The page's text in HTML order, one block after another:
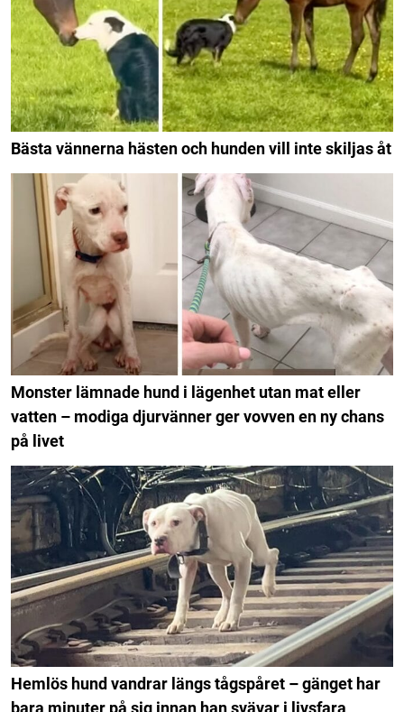
Bästa vännerna hästen och hunden vill inte skiljas åt
Monster lämnade hund i lägenhet utan mat eller
vatten – modiga djurvänner ger vovven en ny chans
på livet
Hemlös hund vandrar längs tågspåret – gänget har